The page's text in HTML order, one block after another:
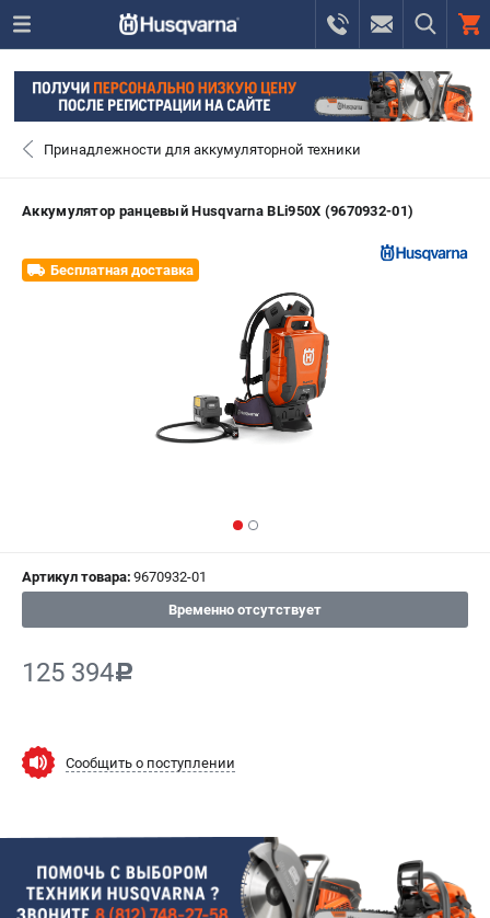
СЕРВИС
МАГАЗИНЫ
ИЗБРАННОЕ ( 0 )
ВХОД ИЛИ РЕГИСТРАЦИЯ
0 ₽
Сервисный центр
Политика обработки персональных данных
ИНФОРМАЦИЯ
Принадлежности для аккумуляторной техники
Аккумулятор ранцевый Husqvarna BLi950X (9670932-01)
Бесплатная доставка
Артикул товара: 9670932-01
Временно отсутствует
125 394c
Сообщить о поступлении